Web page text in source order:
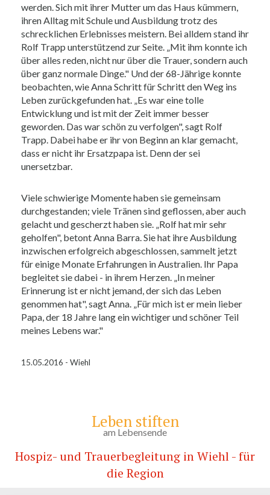
werden. Sich mit ihrer Mutter um das Haus kümmern,
ihren Alltag mit Schule und Ausbildung trotz des
schrecklichen Erlebnisses meistern. Bei alldem stand ihr
Rolf Trapp unterstützend zur Seite. „Mit ihm konnte ich
über alles reden, nicht nur über die Trauer, sondern auch
über ganz normale Dinge." Und der 68-Jährige konnte
beobachten, wie Anna Schritt für Schritt den Weg ins
Leben zurückgefunden hat. „Es war eine tolle
Entwicklung und ist mit der Zeit immer besser
geworden. Das war schön zu verfolgen", sagt Rolf
Trapp. Dabei habe er ihr von Beginn an klar gemacht,
dass er nicht ihr Ersatzpapa ist. Denn der sei
unersetzbar.
Viele schwierige Momente haben sie gemeinsam
durchgestanden; viele Tränen sind geflossen, aber auch
gelacht und gescherzt haben sie. „Rolf hat mir sehr
geholfen", betont Anna Barra. Sie hat ihre Ausbildung
inzwischen erfolgreich abgeschlossen, sammelt jetzt
für einige Monate Erfahrungen in Australien. Ihr Papa
begleitet sie dabei - in ihrem Herzen. „In meiner
Erinnerung ist er nicht jemand, der sich das Leben
genommen hat", sagt Anna. „Für mich ist er mein lieber
Papa, der 18 Jahre lang ein wichtiger und schöner Teil
meines Lebens war."
15.05.2016 - Wiehl
Leben stiften
am Lebensende
Hospiz- und Trauerbegleitung in Wiehl - für
die Region